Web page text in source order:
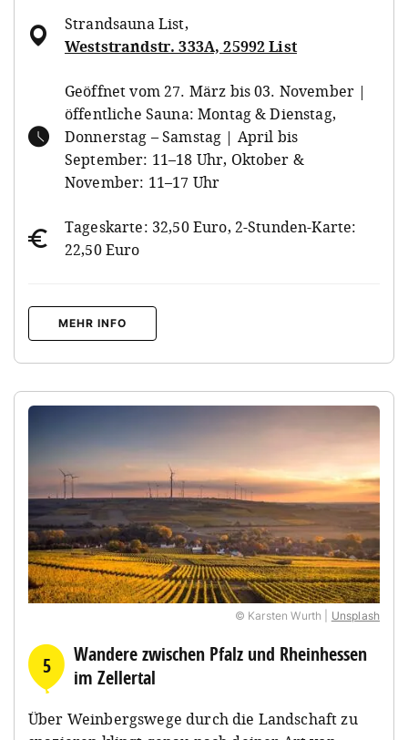
Strandsauna List,
Weststrandstr. 333A, 25992 List
Geöffnet vom 27. März bis 03. November |
öffentliche Sauna: Montag & Dienstag,
Donnerstag – Samstag | April bis
September: 11–18 Uhr, Oktober &
November: 11–17 Uhr
Tageskarte: 32,50 Euro, 2-Stunden-Karte:
22,50 Euro
MEHR INFO
© Karsten Wurth | Unsplash
5
Wandere zwischen Pfalz und Rheinhessen
im Zellertal
Über Weinbergswege durch die Landschaft zu